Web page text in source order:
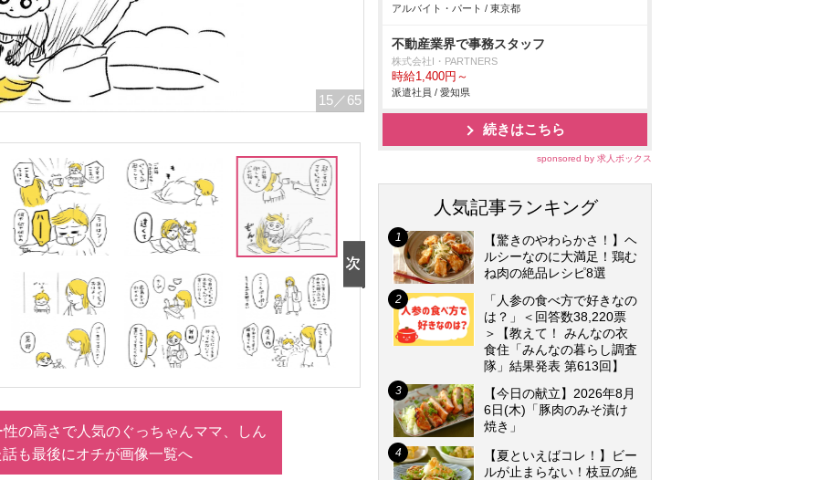
15 ／65
の高さで人気のぐっちゃんママ、しん
も最後にオチが画像一覧へ
アルバイト・パート / 東京都
不動産業界で事務スタッフ
株式会社I・PARTNERS
時給1,400円～
派遣社員 / 愛知県
続きはこちら
sponsored by 求人ボックス
人気記事ランキング
【驚きのやわらかさ！】ヘ
ルシーなのに大満足！鶏む
ね肉の絶品レシピ8選
「人参の食べ方で好きなの
は？」＜回答数38,220票
＞【教えて！ みんなの衣
食住「みんなの暮らし調査
隊」結果発表 第613回】
【今日の献立】2026年8月
6日(木)「豚肉のみそ漬け
焼き」
【夏といえばコレ！】ビー
ルが止まらない！枝豆の絶